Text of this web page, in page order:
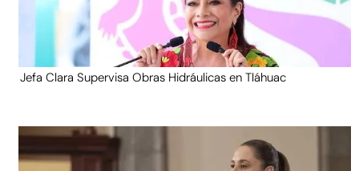
Jefa Clara Supervisa Obras Hidráulicas en Tláhuac